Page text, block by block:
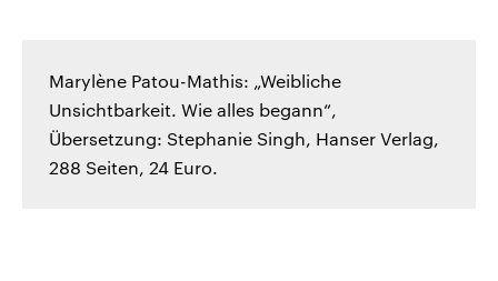
Marylène Patou-Mathis: „Weibliche
Unsichtbarkeit. Wie alles begann“,
Übersetzung: Stephanie Singh, Hanser Verlag,
288 Seiten, 24 Euro.